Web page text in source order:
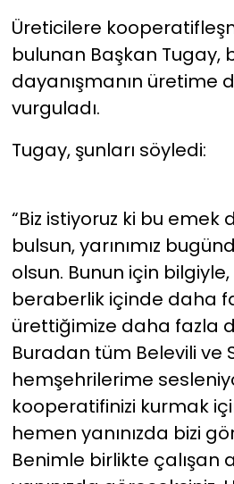
Üreticilere
bulunan Başkan Tugay,
dayanışmanın üretime
vurguladı.
Tugay, şunları söyledi:
“Biz istiyoruz ki bu
bulsun, yarınımız
olsun. Bunun için
beraberlik içinde daha
ürettiğimize daha fazla
Buradan tüm Belevili ve
hemşehrilerime
kooperatifinizi kurmak
hemen yanınızda bizi
Benimle birlikte çalışan